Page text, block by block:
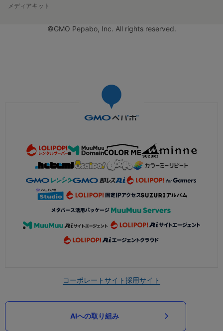
メディアキット
©GMO Pepabo, Inc. All rights reserved.
コーポレートサイト採用サイト
AIへの取り組み